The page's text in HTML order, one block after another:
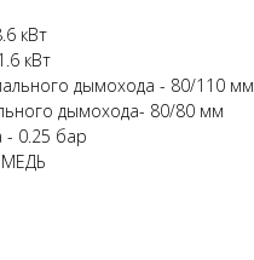
кВт
кВт
дымохода - 80/110 мм
дымохода- 80/80 мм
- 0.25 бар
МЕДЬ